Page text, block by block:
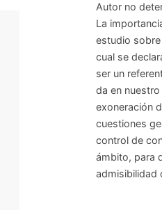
Autor no
La
estudio sobre
cual se
ser un
da en
exoneración
cuestiones
control de
ámbito, para
admisibilidad